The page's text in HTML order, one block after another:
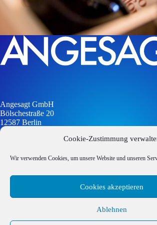
Cookie-Zustimmung
Wir verwenden Cookies, um unsere Website und unseren
Cookies akzeptieren
Ablehnen
Angesagt GmbH
Bölschestraße 20
12587 Berlin
info@angesagt-gmbh.de
Datenschutzerklärung